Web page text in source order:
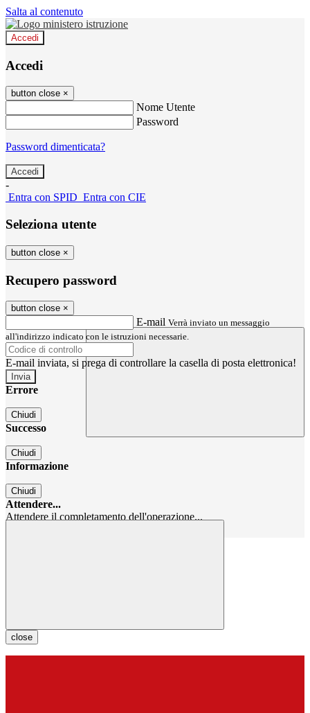
Salta al contenuto
Accedi
Accedi
button close ×
Nome Utente
Password
Password dimenticata?
-
Entra con SPID Entra con CIE
Seleziona utente
button close ×
Recupero password
button close ×
E-mail Verrà inviato un messaggio
all'indirizzo indicato con le istruzioni necessarie.
E-mail inviata, si prega di controllare la casella di posta elettronica!
Errore
Chiudi
Successo
Chiudi
Informazione
Chiudi
Attendere...
Attendere il completamento dell'operazione...
close